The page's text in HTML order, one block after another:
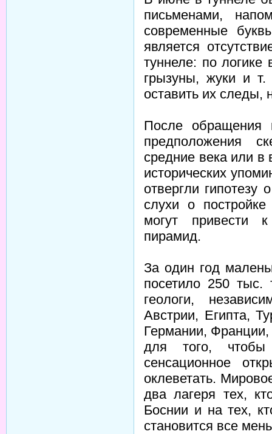
письменами,
современные
является
туннеле: по логике
грызуны, жуки и
оставить их следы,
После обращения
предположения
средние века или в
исторических
отвергли гипотезу
слухи о
могут привести
пирамид.
За один год
посетило 250 тыс.
геологи,
Австрии, Египта,
Германии,
для того,
сенсационное
оклеветать.
два лагеря тех,
Боснии и на тех,
становится все